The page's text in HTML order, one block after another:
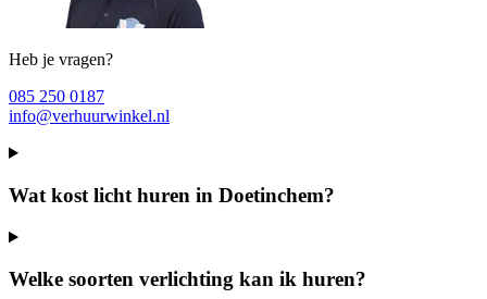
Heb je vragen?
085 250 0187
info@verhuurwinkel.nl
Wat kost licht huren in Doetinchem?
Welke soorten verlichting kan ik huren?